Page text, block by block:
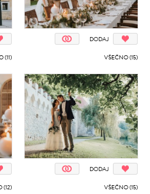
(11)
DODAJ
VŠEČNO (15)
(12)
DODAJ
VŠEČNO (15)